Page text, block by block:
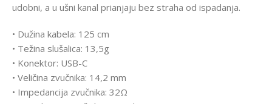
udobni, a u ušni kanal prianjaju bez straha od ispadanja.
• Dužina kabela: 125 cm
• Težina slušalica: 13,5g
• Konektor: USB-C
• Veličina zvučnika: 14,2 mm
• Impedancija zvučnika: 32Ω